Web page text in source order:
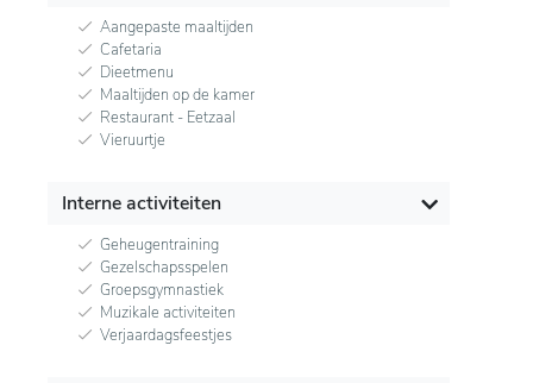
Aangepaste maaltijden
Cafetaria
Dieetmenu
Maaltijden op de kamer
Restaurant - Eetzaal
Vieruurtje
Interne activiteiten
Geheugentraining
Gezelschapsspelen
Groepsgymnastiek
Muzikale activiteiten
Verjaardagsfeestjes